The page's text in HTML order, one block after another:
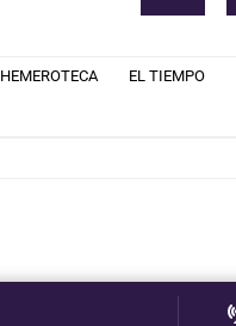
HEMEROTECA EL TIEMPO